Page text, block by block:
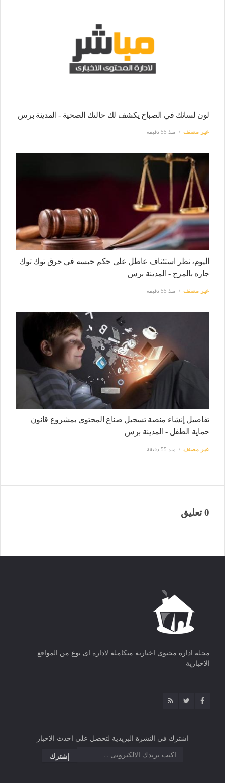
لون لسانك في الصباح يكشف لك حالتك الصحية - المدينة برس
غير مصنف منذ 55 دقيقة
اليوم، نظر استئناف عاطل على حكم حبسه في حرق توك توك
جاره بالمرج - المدينة برس
غير مصنف منذ 55 دقيقة
تفاصيل إنشاء منصة تسجيل صناع المحتوى بمشروع قانون
حماية الطفل - المدينة برس
غير مصنف منذ 55 دقيقة
0 تعليق
مجلة ادارة محتوى اخبارية متكاملة لادارة اى نوع من المواقع
الاخبارية
اشترك فى النشرة البريدية لتحصل على احدث الاخبار